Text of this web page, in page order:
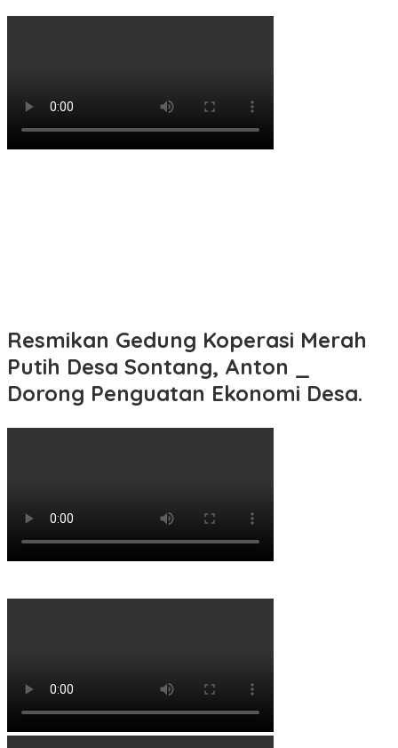
Resmikan Gedung Koperasi Merah
Putih Desa Sontang, Anton _
Dorong Penguatan Ekonomi Desa.